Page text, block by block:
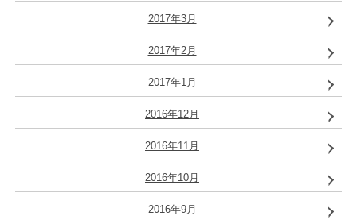
2017年3月
2017年2月
2017年1月
2016年12月
2016年11月
2016年10月
2016年9月